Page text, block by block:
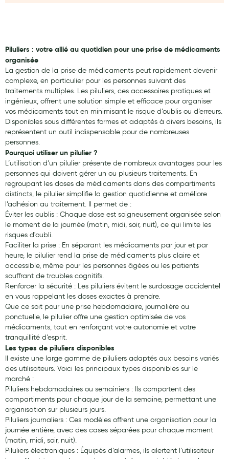
Phytothérapie
Régimes médicaux
Gemmothérapie
Confiserie
Voies respiratoires
Oligothérapie
Compléments alimentaires
Médicaments et Santé
Premiers soins
Pansements
Hygiène nasale
Antibactériens
Nutrition clinique
Anti-poux
Solaire et moustique
Piqûres insectes
Appareils
Soins jambes lourdes
Contention veineuse
Contactologie
Accessoires pieds et semelles
Soins ORL
Piluliers : votre allié au quotidien pour une prise de médicaments
organisée
La gestion de la prise de médicaments peut rapidement devenir
complexe, en particulier pour les personnes suivant des
traitements multiples. Les piluliers, ces accessoires pratiques et
ingénieux, offrent une solution simple et efficace pour organiser
vos médicaments tout en minimisant le risque d’oublis ou d’erreurs.
Disponibles sous différentes formes et adaptés à divers besoins, ils
représentent un outil indispensable pour de nombreuses
personnes.
Pourquoi utiliser un pilulier ?
L’utilisation d’un pilulier présente de nombreux avantages pour les
personnes qui doivent gérer un ou plusieurs traitements. En
regroupant les doses de médicaments dans des compartiments
distincts, le pilulier simplifie la gestion quotidienne et améliore
l’adhésion au traitement. Il permet de :
Éviter les oublis : Chaque dose est soigneusement organisée selon
le moment de la journée (matin, midi, soir, nuit), ce qui limite les
risques d'oubli.
Faciliter la prise : En séparant les médicaments par jour et par
heure, le pilulier rend la prise de médicaments plus claire et
accessible, même pour les personnes âgées ou les patients
souffrant de troubles cognitifs.
Renforcer la sécurité : Les piluliers évitent le surdosage accidentel
en vous rappelant les doses exactes à prendre.
Que ce soit pour une prise hebdomadaire, journalière ou
ponctuelle, le pilulier offre une gestion optimisée de vos
médicaments, tout en renforçant votre autonomie et votre
tranquillité d’esprit.
Les types de piluliers disponibles
Il existe une large gamme de piluliers adaptés aux besoins variés
des utilisateurs. Voici les principaux types disponibles sur le
marché :
Piluliers hebdomadaires ou semainiers : Ils comportent des
compartiments pour chaque jour de la semaine, permettant une
organisation sur plusieurs jours.
Piluliers journaliers : Ces modèles offrent une organisation pour la
journée entière, avec des cases séparées pour chaque moment
(matin, midi, soir, nuit).
Piluliers électroniques : Équipés d’alarmes, ils alertent l’utilisateur